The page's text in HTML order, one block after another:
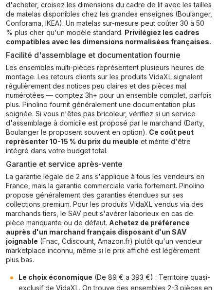
d'acheter, croisez les dimensions du cadre de lit avec les tailles
de matelas disponibles chez les grandes enseignes (Boulanger,
Conforama, IKEA). Un matelas sur-mesure peut coûter 30 à 50
% plus cher qu'un modèle standard. Privilégiez les cadres
compatibles avec les dimensions normalisées françaises.
Facilité d'assemblage et documentation fournie
Les ensembles multi-pièces représentent plusieurs heures de
montage. Les retours clients sur les produits VidaXL signalent
régulièrement des notices peu claires et des pièces mal
numérotées — comptez 3h+ pour un ensemble complet, parfois
plus. Pinolino fournit généralement une documentation plus
soignée. Si vous n'êtes pas bricoleur, vérifiez si un service
d'assemblage à domicile est proposé par le marchand (Darty,
Boulanger le proposent souvent en option). Ce coût peut
représenter 10-15 % du prix du meuble et mérite d'être
intégré dans votre budget total.
Garantie et service après-vente
La garantie légale de 2 ans s'applique à tous les vendeurs en
France, mais la garantie commerciale varie fortement. Pinolino
propose généralement des garanties étendues sur ses
collections premium. Pour les produits VidaXL vendus via des
marchands tiers, le SAV peut s'avérer laborieux en cas de
pièce manquante ou de défaut. Achetez de préférence
auprès d'un marchand français disposant d'un SAV
joignable (Fnac, Cdiscount, Amazon.fr) plutôt qu'un vendeur
marketplace inconnu, même si le prix affiché est légèrement
plus bas.
Le choix économique (De 89 € a 393 €) : Territoire quasi-
exclusif de VidaXL. On trouve des ensembles 2-3 pièces en